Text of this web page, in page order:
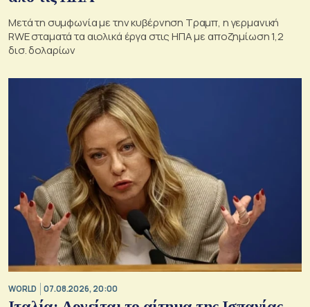
Μετά τη συμφωνία με την κυβέρνηση Τραμπ, η γερμανική
RWE σταματά τα αιολικά έργα στις ΗΠΑ με αποζημίωση 1,2
δισ. δολαρίων
WORLD 07.08.2026, 20:00